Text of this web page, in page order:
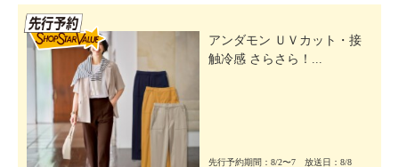
アンダモン ＵＶカット・接
触冷感 さらさら！...
先行予約期間：8/2〜7 放送日：8/8